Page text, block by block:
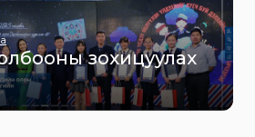
зохицуулах